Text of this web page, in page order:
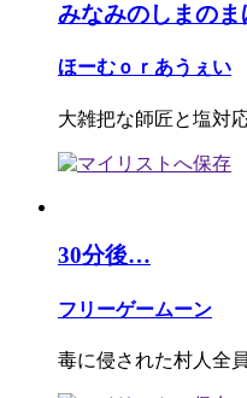
みなみのしまの
ほーむｏｒあうぇい
大雑把な師匠と塩対
30分後…
フリーゲームーン
毒に侵された村人全